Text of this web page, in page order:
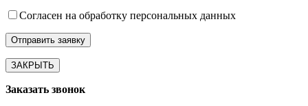
Согласен на обработку персональных данных
ЗАКРЫТЬ
Заказать звонок